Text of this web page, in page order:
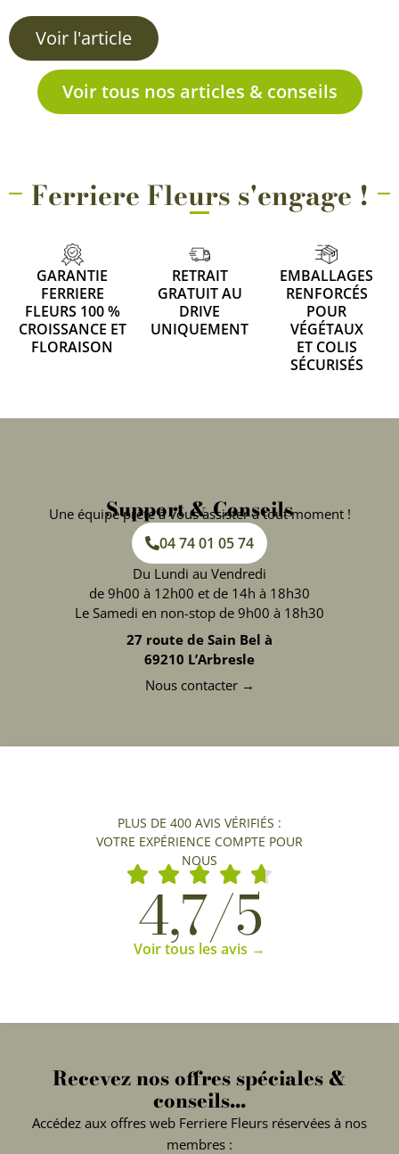
Voir l'article
Voir tous nos articles & conseils
Ferriere Fleurs s'engage !
GARANTIE
FERRIERE
FLEURS 100 %
CROISSANCE ET
FLORAISON
RETRAIT
GRATUIT AU
DRIVE
UNIQUEMENT
EMBALLAGES
RENFORCÉS
POUR
VÉGÉTAUX
ET COLIS
SÉCURISÉS
Support & Conseils
Une équipe prête à vous assister à tout moment !
04 74 01 05 74
Du Lundi au Vendredi
de 9h00 à 12h00 et de 14h à 18h30
Le Samedi en non-stop de 9h00 à 18h30
27 route de Sain Bel à
69210 L’Arbresle
Nous contacter →
PLUS DE 400 AVIS VÉRIFIÉS :
VOTRE EXPÉRIENCE COMPTE POUR
NOUS
4,7/5
Voir tous les avis →
Recevez nos offres spéciales &
conseils...
Accédez aux offres web Ferriere Fleurs réservées à nos
membres :